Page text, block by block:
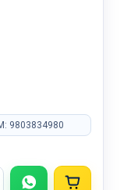
9803834980